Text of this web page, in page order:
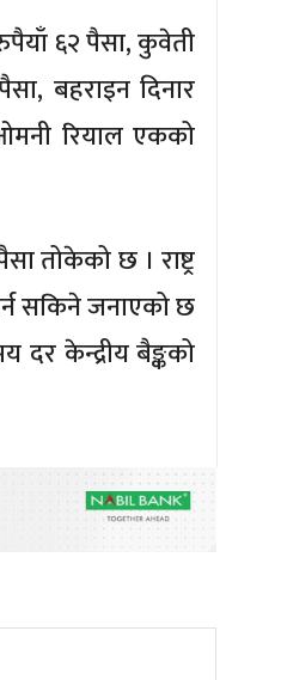
६२ पैसा, कुवेती
बहराइन दिनार
रियाल एकको
तोकेको छ । राष्ट्र
सकिने जनाएको छ
दर केन्द्रीय बैङ्कको